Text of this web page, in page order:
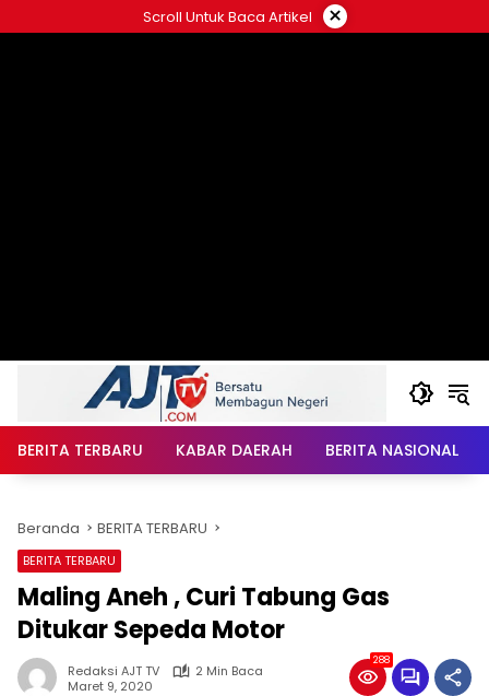
ke
Scroll Untuk Baca Artikel ×
BERITA TERBARU KABAR DAERAH BERITA NASIONAL
Beranda BERITA TERBARU
BERITA TERBARU
Maling Aneh , Curi Tabung Gas
Ditukar Sepeda Motor
Redaksi AJT TV
2 Min Baca
Maret 9, 2020
288